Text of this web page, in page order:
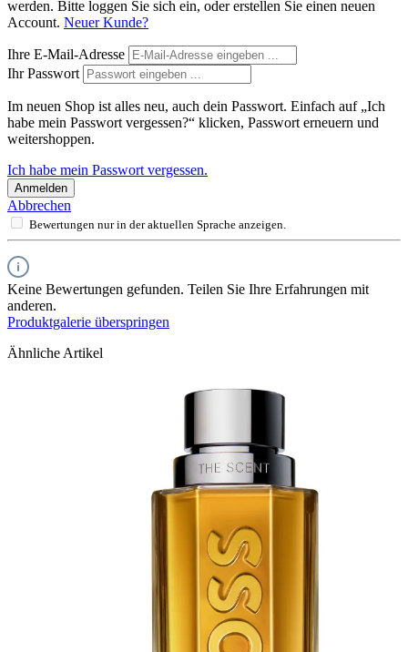
werden. Bitte loggen Sie sich ein, oder erstellen Sie einen neuen
Account. Neuer Kunde?
Ihre E-Mail-Adresse
Ihr Passwort
Im neuen Shop ist alles neu, auch dein Passwort. Einfach auf „Ich
habe mein Passwort vergessen?“ klicken, Passwort erneuern und
weitershoppen.
Ich habe mein Passwort vergessen.
Anmelden
Abbrechen
Bewertungen nur in der aktuellen Sprache anzeigen.
Keine Bewertungen gefunden. Teilen Sie Ihre Erfahrungen mit
anderen.
Produktgalerie überspringen
Ähnliche Artikel